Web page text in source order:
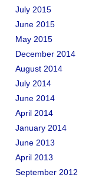
July 2015
June 2015
May 2015
December 2014
August 2014
July 2014
June 2014
April 2014
January 2014
June 2013
April 2013
September 2012